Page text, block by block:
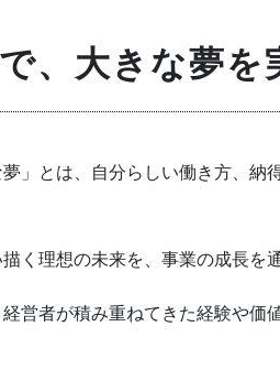
、大きな夢を
」とは、自分らしい働き方、
く理想の未来を、事業の成長を
営者が積み重ねてきた経験や